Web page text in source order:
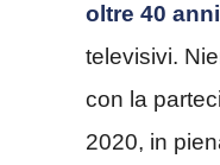
oltre 40
televisivi.
con la
2020, in